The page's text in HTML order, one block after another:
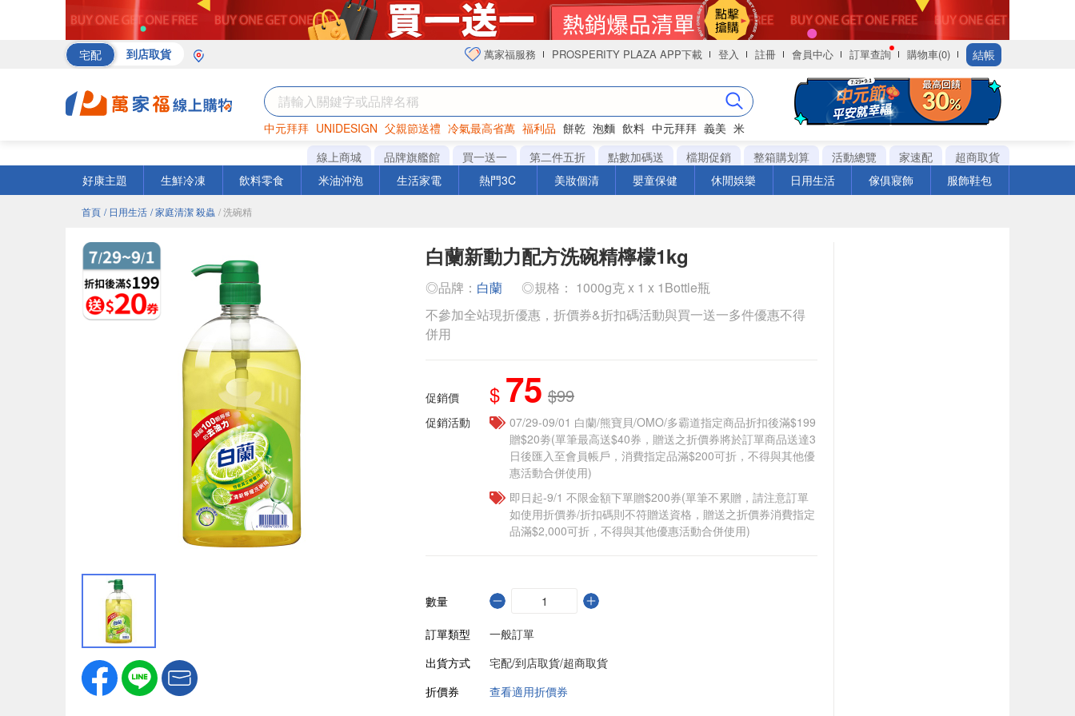
宅配 到店取貨 萬家福服務 PROSPERITY PLAZA APP下載 登入 註冊 會員中心 訂單查詢 購物車(0) 結帳
中元拜拜 UNIDESIGN 父親節送禮 冷氣最高省萬 福利品 餅乾 泡麵 飲料 中元拜拜 義美 米
巧克力 罐頭 衛生紙
線上商城 品牌旗艦館 買一送一 第二件五折 點數加碼送 檔期促銷 整箱購划算 活動總覽 家速配
超商取貨
好康主題
生鮮冷凍 飲料零食 米油沖泡 生活家電 熱門3C 美妝個清 嬰童保健 休閒娛樂 日用生活 傢俱寢飾 服飾鞋包
首頁 / 日用生活 / 家庭清潔 殺蟲 / 洗碗精
白蘭新動力配方洗碗精檸檬1kg
◎品牌： 白蘭
◎規格： 1000g克 x 1 x 1Bottle瓶
不參加全站現折優惠，折價券&折扣碼活動與買一送一多件優惠不得
併用
促銷價 $ 75 $99
促銷活動
07/29-09/01 白蘭/熊寶貝/OMO/多霸道指定商品折扣後滿$199
贈$20劵(單筆最高送$40券，贈送之折價券將於訂單商品送達3
日後匯入至會員帳戶，消費指定品滿$200可折，不得與其他優
惠活動合併使用)
即日起-9/1 不限金額下單贈$200券(單筆不累贈，請注意訂單
如使用折價券/折扣碼則不符贈送資格，贈送之折價券消費指定
品滿$2,000可折，不得與其他優惠活動合併使用)
數量
訂單類型
一般訂單
出貨方式
宅配/到店取貨/超商取貨
折價券
查看適用折價券